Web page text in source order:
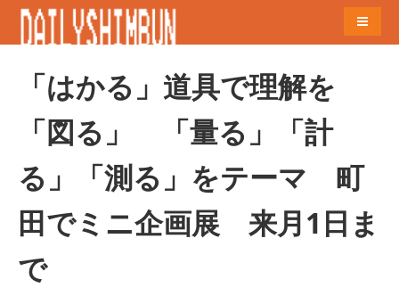
「はかる」道具で理解を
「図る」 「量る」「計
る」「測る」をテーマ 町
田でミニ企画展 来月1日ま
で